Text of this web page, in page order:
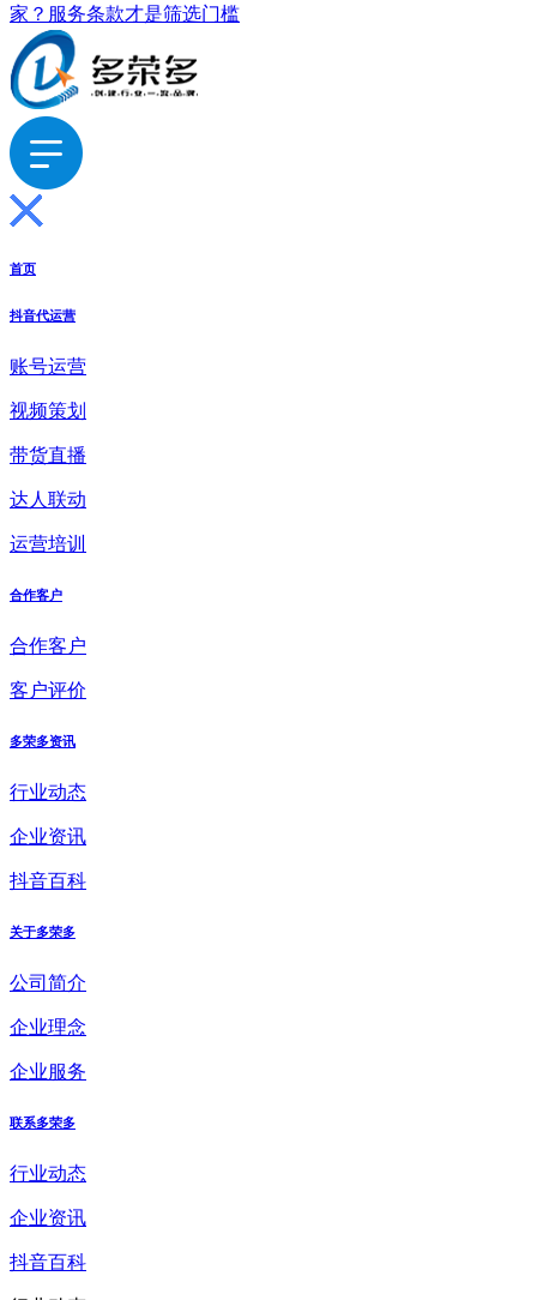
家？服务条款才是筛选门槛
首页
抖音代运营
账号运营
视频策划
带货直播
达人联动
运营培训
合作客户
合作客户
客户评价
多荣多资讯
行业动态
企业资讯
抖音百科
关于多荣多
公司简介
企业理念
企业服务
联系多荣多
行业动态
企业资讯
抖音百科